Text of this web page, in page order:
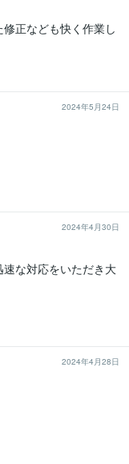
正なども快く作業し
2024年5月24日
2024年4月30日
な対応をいただき大
2024年4月28日